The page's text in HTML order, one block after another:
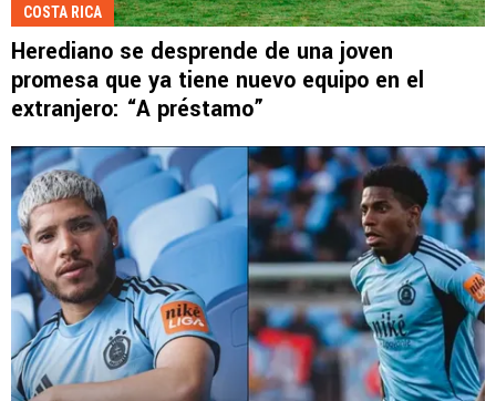
COSTA RICA
Herediano se desprende de una joven
promesa que ya tiene nuevo equipo en el
extranjero: “A préstamo”